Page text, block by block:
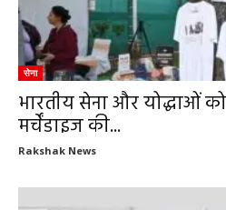
सेना
भारतीय सेना और योद्धाओं
मर्चेंडाइज की...
Rakshak News